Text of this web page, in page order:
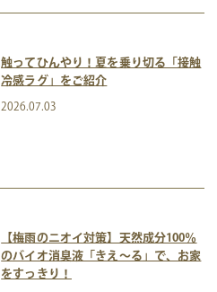
触ってひんやり！夏を乗り切る「接触
冷感ラグ」をご紹介
2026.07.03
【梅雨のニオイ対策】天然成分100％
のバイオ消臭液「きえ～る」で、お家
をすっきり！